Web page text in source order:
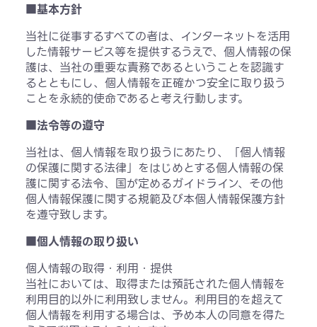
■基本方針
当社に従事するすべての者は、インターネットを活用
した情報サービス等を提供するうえで、個人情報の保
護は、当社の重要な責務であるということを認識す
るとともにし、個人情報を正確かつ安全に取り扱う
ことを永続的使命であると考え行動します。
■法令等の遵守
当社は、個人情報を取り扱うにあたり、「個人情報
の保護に関する法律」をはじめとする個人情報の保
護に関する法令、国が定めるガイドライン、その他
個人情報保護に関する規範及び本個人情報保護方針
を遵守致します。
■個人情報の取り扱い
個人情報の取得・利用・提供
当社においては、取得または預託された個人情報を
利用目的以外に利用致しません。利用目的を超えて
個人情報を利用する場合は、予め本人の同意を得た